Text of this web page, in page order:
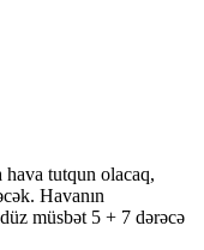
hava tutqun olacaq,
Havanın
müsbət 5 + 7 dərəcə